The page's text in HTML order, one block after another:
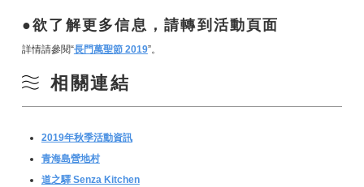
欲了解更多信息，請轉到活動頁面
詳情請參閱“長門萬聖節 2019”。
相關連結
2019年秋季活動資訊
青海島營地村
道之驛 Senza Kitchen